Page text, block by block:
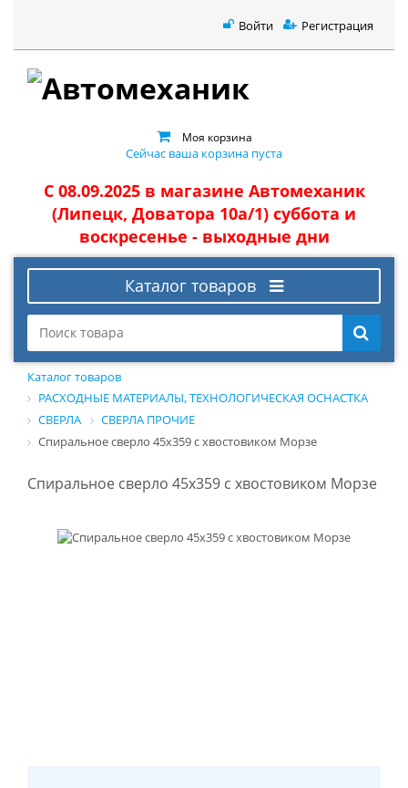
Войти Регистрация
Моя корзина
Сейчас ваша корзина пуста
С 08.09.2025 в магазине Автомеханик
(Липецк, Доватора 10а/1) суббота и
воскресенье - выходные дни
Каталог товаров
Каталог товаров
РАСХОДНЫЕ МАТЕРИАЛЫ, ТЕХНОЛОГИЧЕСКАЯ ОСНАСТКА
СВЕРЛА
СВЕРЛА ПРОЧИЕ
Cпиральное сверло 45x359 с хвостовиком Морзе
Cпиральное сверло 45x359 с хвостовиком Морзе